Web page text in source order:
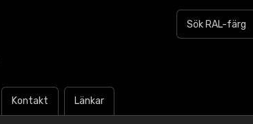
Kontakt Länkar